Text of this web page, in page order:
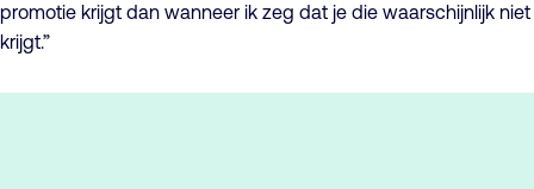
promotie krijgt dan wanneer ik zeg dat je die waarschijnlijk niet
krijgt.”